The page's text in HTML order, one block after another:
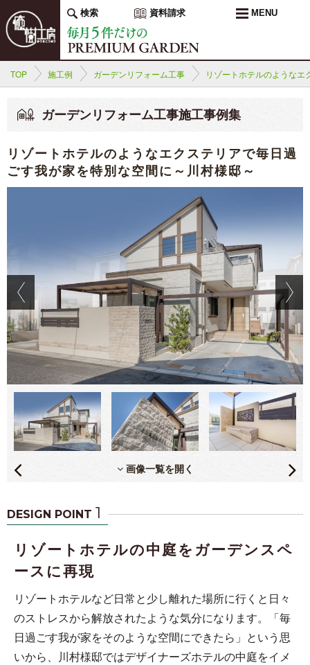
検索 資料請求 MENU
TOP 施工例 ガーデンリフォーム工事 リゾートホテルのような
ガーデンリフォーム工事施工事例集
リゾートホテルのようなエクステリアで毎日過
ごす我が家を特別な空間に～川村様邸～
画像一覧を開く
DESIGN POINT 1
リゾートホテルの中庭をガーデンスペ
ースに再現
リゾートホテルなど日常と少し離れた場所に行くと日々
のストレスから解放されたような気分になります。「毎
日過ごす我が家をそのような空間にできたら」という思
いから、川村様邸ではデザイナーズホテルの中庭をイメ